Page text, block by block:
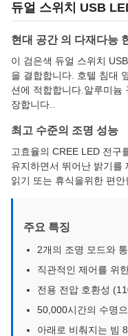
듀얼 스위치 USB
현대 공간 의 다재다능
이 검은색 듀얼 스위치
을 결합합니다. 호텔 침대
션에 적합합니다.알루미늄
장합니다..
최고 수준의 조명 성능
고효율의 CREE LED 전구
유지하면서 뛰어난 밝기를
읽기 또는 휴식을위한 편안
주요 특징
2개의 조명 모드와
직관적인 제어를 위
전용 전압 호환성
50,000시간의 수명
아래로 비춰지는 빔